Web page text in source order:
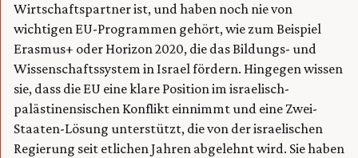
Wirtschaftspartner ist, und haben noch nie von
wichtigen EU-Programmen gehört, wie zum Beispiel
Erasmus+ oder Horizon 2020, die das Bildungs- und
Wissenschaftssystem in Israel fördern. Hingegen wissen
sie, dass die EU eine klare Position im israelisch-
palästinensischen Konflikt einnimmt und eine Zwei-
Staaten-Lösung unterstützt, die von der israelischen
Regierung seit etlichen Jahren abgelehnt wird. Sie haben